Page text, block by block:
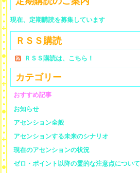
現在、定期購読を募集しています
ＲＳＳ購読
ＲＳＳ購読は、こちら！
カテゴリー
おすすめ記事
お知らせ
アセンション全般
アセンションする未来のシナリオ
現在のアセンションの状況
ゼロ・ポイント以降の霊的な注意点について